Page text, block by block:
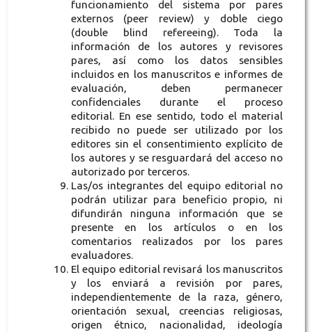
funcionamiento del sistema por pares
externos (peer review) y doble ciego
(double blind refereeing). Toda la
información de los autores y revisores
pares, así como los datos sensibles
incluidos en los manuscritos e informes de
evaluación, deben permanecer
confidenciales durante el proceso
editorial. En ese sentido, todo el material
recibido no puede ser utilizado por los
editores sin el consentimiento explícito de
los autores y se resguardará del acceso no
autorizado por terceros.
Las/os integrantes del equipo editorial no
podrán utilizar para beneficio propio, ni
difundirán ninguna información que se
presente en los artículos o en los
comentarios realizados por los pares
evaluadores.
El equipo editorial revisará los manuscritos
y los enviará a revisión por pares,
independientemente de la raza, género,
orientación sexual, creencias religiosas,
origen étnico, nacionalidad, ideología